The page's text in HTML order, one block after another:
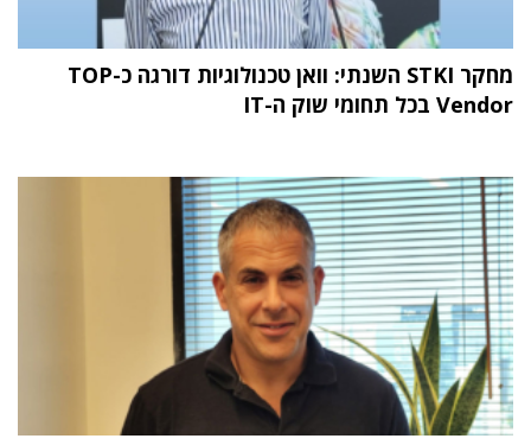
מחקר STKI השנתי: וואן טכנולוגיות דורגה כ-TOP
Vendor בכל תחומי שוק ה-IT